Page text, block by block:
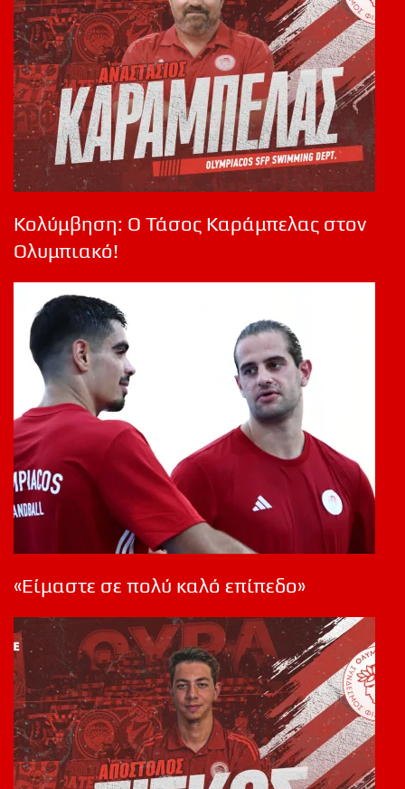
Κολύμβηση: Ο Τάσος Καράμπελας στον
Ολυμπιακό!
«Είμαστε σε πολύ καλό επίπεδο»